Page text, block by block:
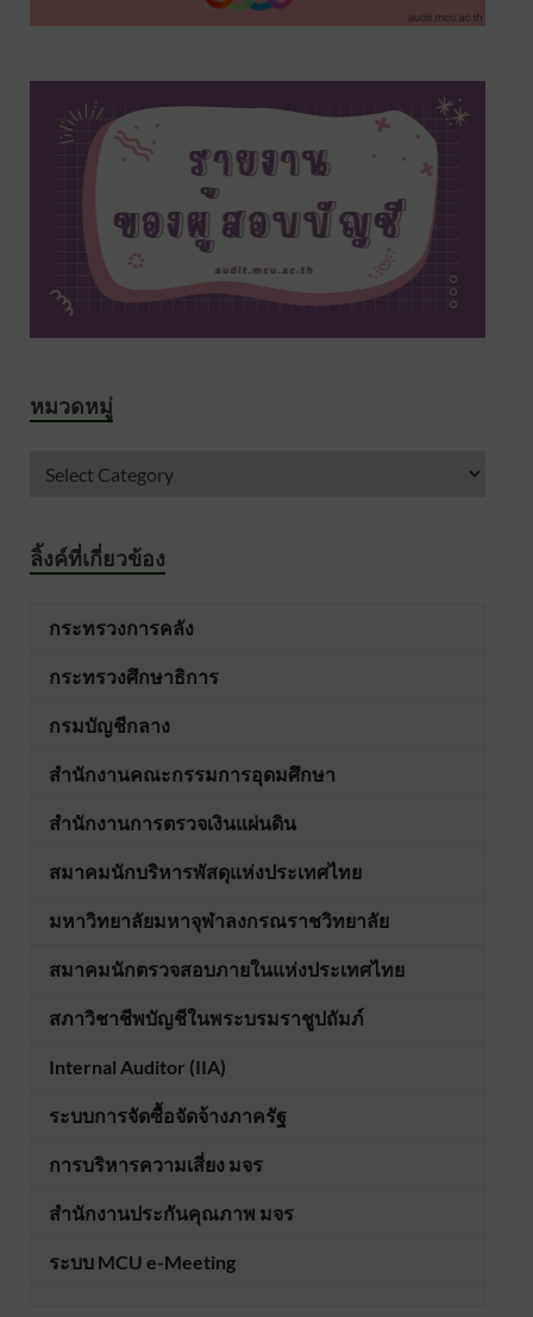
หมวดหมู่
ลิ้งค์ที่เกี่ยวข้อง
กระทรวงการคลัง
กระทรวงศึกษาธิการ
กรมบัญชีกลาง
สำนักงานคณะกรรมการอุดมศึกษา
สำนักงานการตรวจเงินแผ่นดิน
สมาคมนักบริหารพัสดุแห่งประเทศไทย
มหาวิทยาลัยมหาจุฬาลงกรณราชวิทยาลัย
สมาคมนักตรวจสอบภายในแห่งประเทศไทย
สภาวิชาชีพบัญชีในพระบรมราชูปถัมภ์
Internal Auditor (IIA)
ระบบการจัดซื้อจัดจ้างภาครัฐ
การบริหารความเสี่ยง มจร
สำนักงานประกันคุณภาพ มจร
ระบบ MCU e-Meeting